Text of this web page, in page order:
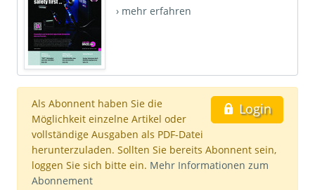
› mehr erfahren
Login
Als Abonnent haben Sie die
Möglichkeit einzelne Artikel oder
vollständige Ausgaben als PDF-Datei
herunterzuladen. Sollten Sie bereits Abonnent sein,
loggen Sie sich bitte ein. Mehr Informationen zum
Abonnement